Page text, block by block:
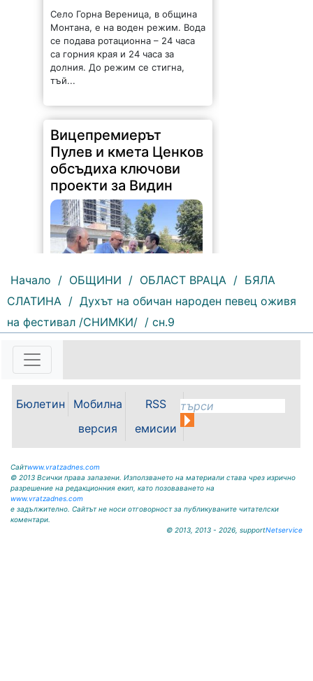
Село Горна Вереница, в община
Монтана, е на воден режим. Вода
се подава ротационна – 24 часа
са горния края и 24 часа за
долния. До режим се стигна,
тъй...
Вицепремиерът
Пулев и кмета Ценков
обсъдиха ключови
проекти за Видин
177 | 2026-08-05 16:17:12
Възможностите за привличане на
местната икономика и бъдещето
на Видин като индустриален
център бяха във фокуса на
работната среща между кмета на
Община Видин д-р Цветан
Ценков,...
Начало / ОБЩИНИ / ОБЛАСТ ВРАЦА / БЯЛА
СЛАТИНА / Духът на обичан народен певец оживя
на фестивал /СНИМКИ/ / сн.9
Бюлетин
Мобилна
версия
RSS
емисии
Сайтwww.vratzadnes.com
© 2013 Всички права запазени. Използването на материали става чрез изрично
разрешение на редакционния екип, като позоваването на
www.vratzadnes.com
е задължително. Сайтът не носи отговорност за публикуваните читателски
коментари.
© 2013, 2013 - 2026, supportNetservice